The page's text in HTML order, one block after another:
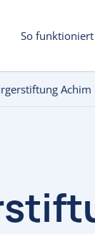
So funktioniert
Achim